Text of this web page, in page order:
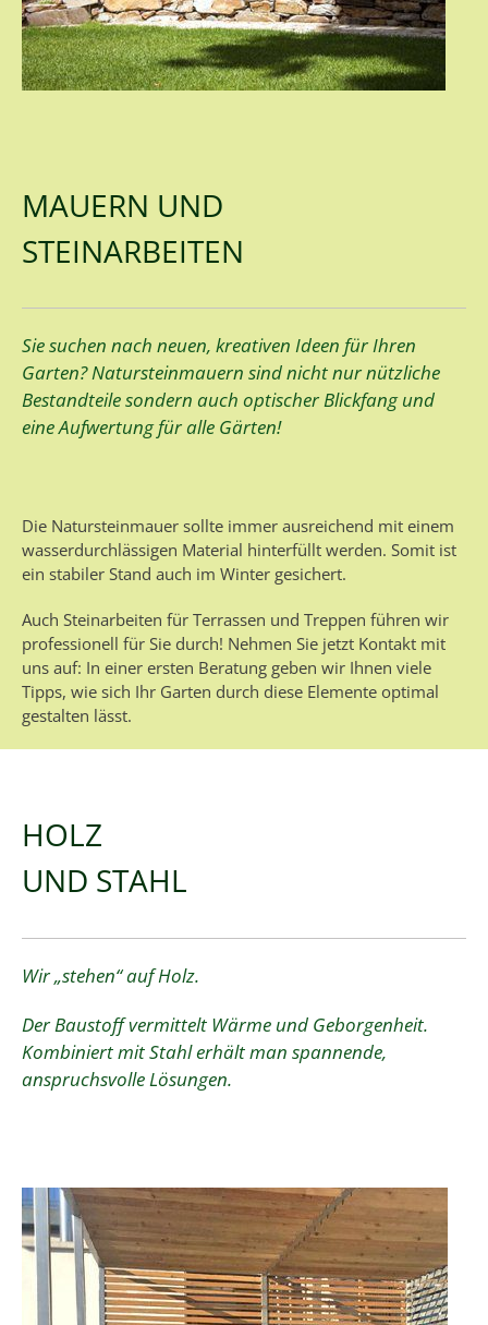
MAUERN UND
STEINARBEITEN
Sie suchen nach neuen, kreativen Ideen für Ihren
Garten? Natursteinmauern sind nicht nur nützliche
Bestandteile sondern auch optischer Blickfang und
eine Aufwertung für alle Gärten!
Die Natursteinmauer sollte immer ausreichend mit einem
wasserdurchlässigen Material hinterfüllt werden. Somit ist
ein stabiler Stand auch im Winter gesichert.
Auch Steinarbeiten für Terrassen und Treppen führen wir
professionell für Sie durch! Nehmen Sie jetzt Kontakt mit
uns auf: In einer ersten Beratung geben wir Ihnen viele
Tipps, wie sich Ihr Garten durch diese Elemente optimal
gestalten lässt.
HOLZ
UND STAHL
Wir „stehen“ auf Holz.
Der Baustoff vermittelt Wärme und Geborgenheit.
Kombiniert mit Stahl erhält man spannende,
anspruchsvolle Lösungen.